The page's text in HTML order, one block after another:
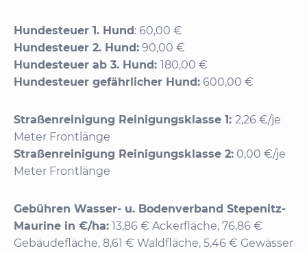
Hundesteuer 1. Hund: 60,00 €
Hundesteuer 2. Hund: 90,00 €
Hundesteuer ab 3. Hund: 180,00 €
Hundesteuer gefährlicher Hund: 600,00 €
Straßenreinigung Reinigungsklasse 1: 2,26 €/je
Meter Frontlänge
Straßenreinigung Reinigungsklasse 2: 0,00 €/je
Meter Frontlänge
Gebühren Wasser- u. Bodenverband Stepenitz-
Maurine in €/ha: 13,86 € Ackerfläche, 76,86 €
Gebäudefläche, 8,61 € Waldfläche, 5,46 € Gewässer